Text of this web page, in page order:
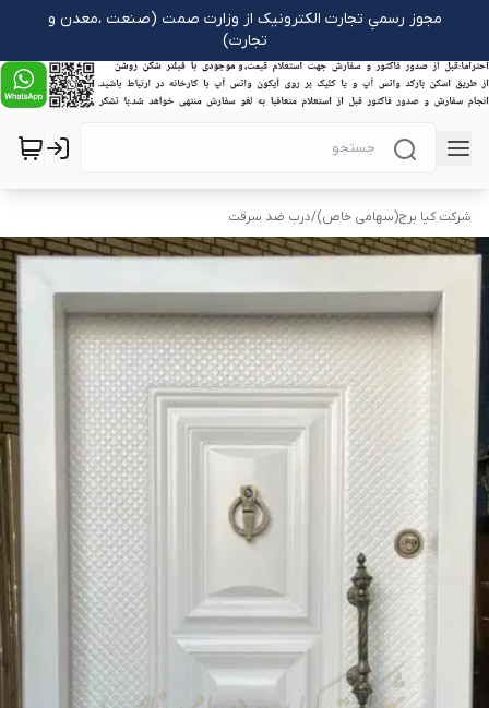
مجوز رسمیِ تجارت الکترونیک از وزارت صمت (صنعت ،معدن و
تجارت)
شرکت کیا برج(سهامی خاص)/درب ضد سرقت